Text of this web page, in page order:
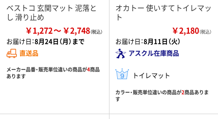
ベストコ 玄関マット 泥落と
し 滑り止め
￥1,272 ￥2,748
お届け日：8月24日（月）まで
直送品
メーカー品番・販売単位違いの商品が4商品
あります
オカトー 使いすてトイレマッ
ト
￥2,180（税込）
お届け日：8月11日（火）
アスクル在庫商品
トイレマット
カラー・販売単位違いの商品が2商品ありま
す